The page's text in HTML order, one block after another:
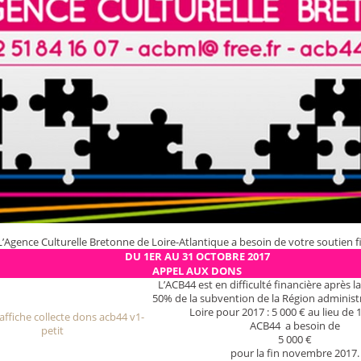
Culturelle Bretonne de Loire-Atlantique a besoin de votre soutien
DU 1ER AU 31 OCTOBRE 2017
APPEL AUX DONS
L’ACB44 est en difficulté financière après
50% de la subvention de la Région
Loire pour 2017 : 5 000 € au lieu de
ACB44 a besoin de
5 000 €
pour la fin novembre 2017.